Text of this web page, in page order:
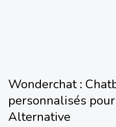
Wonderchat :
personnalisés
Alternative